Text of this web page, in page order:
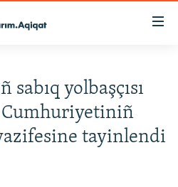
yolbaşçısı
Cumhuriyetiniñ
tayinlendi